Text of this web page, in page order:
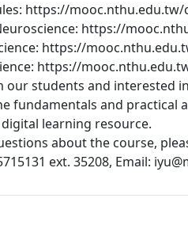
https://
https://
https://
https://
our students and interested
fundamentals and practical
learning resource.
about the course,
ext. 35208, Email: